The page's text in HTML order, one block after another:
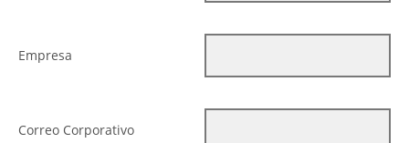
Empresa
Correo Corporativo